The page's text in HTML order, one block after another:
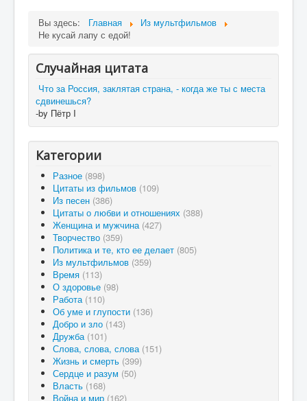
Вы здесь: Главная
Из мультфильмов
Не кусай лапу с едой!
Случайная цитата
Что за Россия, заклятая страна, - когда же ты с места
сдвинешься?
-by Пётр I
Категории
Разное (898)
Цитаты из фильмов (109)
Из песен (386)
Цитаты о любви и отношениях (388)
Женщина и мужчина (427)
Творчество (359)
Политика и те, кто ее делает (805)
Из мультфильмов (359)
Время (113)
О здоровье (98)
Работа (110)
Об уме и глупости (136)
Добро и зло (143)
Дружба (101)
Слова, слова, слова (151)
Жизнь и смерть (399)
Сердце и разум (50)
Власть (168)
Война и мир (162)